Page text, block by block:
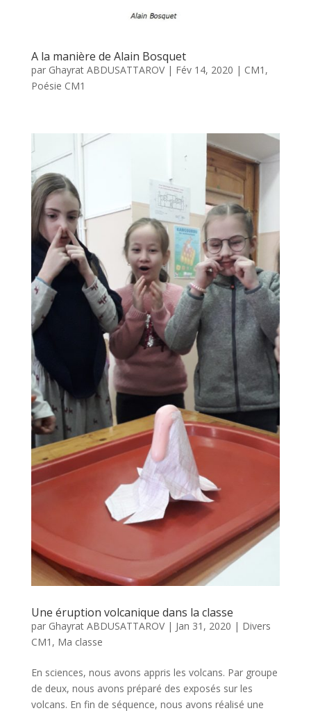
A la manière de Alain Bosquet
par Ghayrat ABDUSATTAROV| Fév 14, 2020 | CM1 ,
Poésie CM1
Une éruption volcanique dans la classe
par Ghayrat ABDUSATTAROV| Jan 31, 2020 | Divers
CM1 , Ma classe
En sciences, nous avons appris les volcans. Par groupe
de deux, nous avons préparé des exposés sur les
volcans. En fin de séquence, nous avons réalisé une